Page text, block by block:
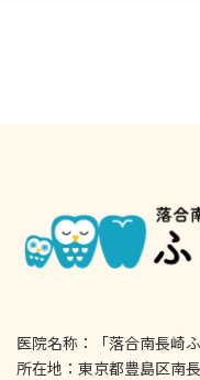
医院名称：「落合南長崎
所在地：東京都豊島区南